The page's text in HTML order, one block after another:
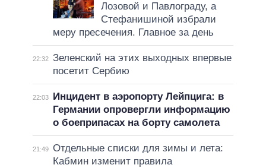
Лозовой и Павлограду, а
Стефанишиной избрали
меру пресечения. Главное за день
22:32 Зеленский на этих выходных впервые
посетит Сербию
22:03
Инцидент в аэропорту Лейпцига: в
Германии опровергли информацию
о боеприпасах на борту самолета
21:49 Отдельные списки для зимы и лета:
Кабмин изменит правила